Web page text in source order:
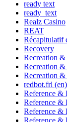
ready text
ready_text
Realz Casino
REAT
Récapitulatif
Recovery
Recreation
Recreation
Recreation
redbot.frl (en)
Reference &
Reference &
Reference &